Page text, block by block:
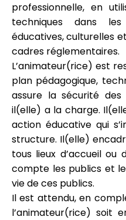
professionnelle, en
techniques dans
éducatives, culturelles
cadres réglementaires.
L’animateur(rice) est
plan pédagogique,
assure la sécurité
il(elle) a la charge.
action éducative qui
structure. Il(elle)
tous lieux d’accueil
compte les publics et
vie de ces publics.
Il est attendu, en
l’animateur(rice) soit